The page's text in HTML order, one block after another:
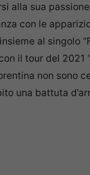
alla sua
con le
al singolo
il tour del 2021
non sono
una battuta